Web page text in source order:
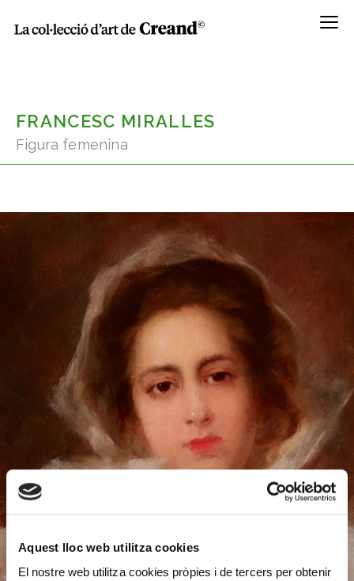
Aquest lloc web utilitza cookies
El nostre web utilitza cookies pròpies i de tercers per obtenir
Menú
FRANCESC MIRALLES
Figura femenina